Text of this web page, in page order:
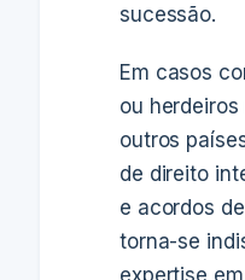
sucessão.
Em casos
ou
outros
de direito
e acordos
torna-se
expertise